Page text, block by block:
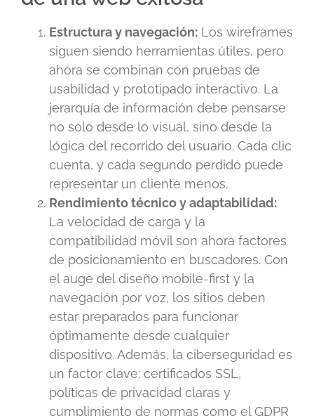
Estructura y navegación: Los wireframes
siguen siendo herramientas útiles, pero
ahora se combinan con pruebas de
usabilidad y prototipado interactivo. La
jerarquía de información debe pensarse
no solo desde lo visual, sino desde la
lógica del recorrido del usuario. Cada clic
cuenta, y cada segundo perdido puede
representar un cliente menos.
Rendimiento técnico y adaptabilidad:
La velocidad de carga y la
compatibilidad móvil son ahora factores
de posicionamiento en buscadores. Con
el auge del diseño mobile-first y la
navegación por voz, los sitios deben
estar preparados para funcionar
óptimamente desde cualquier
dispositivo. Además, la ciberseguridad es
un factor clave: certificados SSL,
políticas de privacidad claras y
cumplimiento de normas como el GDPR